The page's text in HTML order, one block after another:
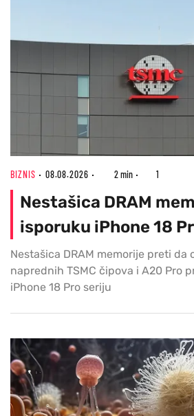
BIZNIS 08.08.2026 2 min 1
Nestašica DRAM
isporuku iPhone 18
Nestašica DRAM memorije preti da
naprednih TSMC čipova i A20 Pro
iPhone 18 Pro seriju